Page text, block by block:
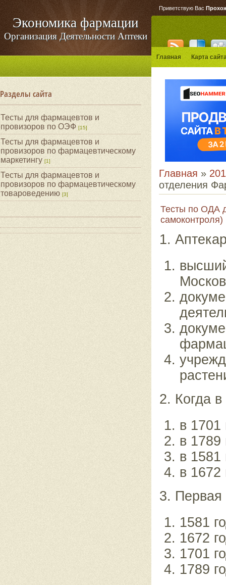
Экономика фармации
Организация Деятельности Аптеки
Разделы сайта
Тесты для фармацевтов и
провизоров по ОЭФ [15]
Тесты для фармацевтов и
провизоров по фармацевтическому
маркетингу [1]
Тесты для фармацевтов и
провизоров по фармацевтическому
товароведению [3]
Приветствую Вас
Главная Карта
Главная »
отделения
Тесты по ОДА
самоконтроля)
1.
2. Когда
в 1701
в 1789
в 1581
в 1672
3. Первая
1581
1672
1701
1789